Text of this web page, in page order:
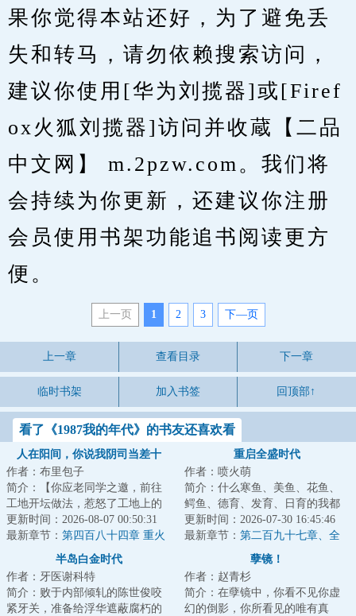
果你觉得本站还好，为了避免丢
失和转马，请勿依赖搜索访问，
建议你使用[华为刘揽器]或[Firef
ox火狐刘揽器]访问并收蔵【二品
中文网】 m.2pzw.com。我们将
会持续为你更新，还建议你注册
会员使用书架功能追书阅读更方
便。
上一页 1 2 3 下—页
上一章 查看目录 下一章
临时书架 加入书签 回顶部↑
看了《1987我的年代》的书友还喜欢看
人在阳间，你说我阴司当差十
年？
作者：布里包子
简介：【你应老同学之邀，前往
工地开坛做法，惹怒了工地上的
恶鬼，被恶鬼附身控制登上天
台，最终坠楼而亡...
更新时间：2026-08-07 00:50:31
最新章节： 第四百八十四章 重火
力混战！敌人装备碾压他们一个
时代，这仗打得憋屈至极
重启全盛时代
作者：喷火萌
简介：什么寒鱼、美鱼、花鱼、
鳄鱼、德育、发育、日育的我都
不懂。我读书少，我只知道我不
是主角，所以别...
更新时间：2026-07-30 16:45:46
最新章节： 第二百九十七章、全
半岛白金时代
作者：牙医谢科特
简介：败于内部倾轧的陈世俊咬
紧牙关，准备给浮华遮蔽腐朽的
孽镜！
作者：赵青杉
简介：在孽镜中，你看不见你虚
幻的倒影，你所看见的唯有真